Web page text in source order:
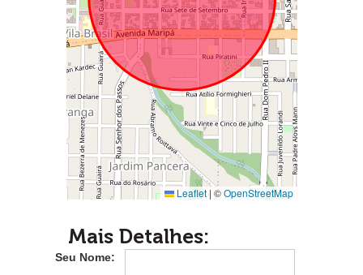
Leaflet | ©OpenStreetMap
Mais Detalhes:
Seu Nome: